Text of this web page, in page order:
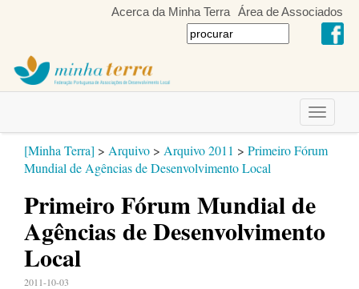
Acerca da Minha Terra Área de Associados
Toggle
[Minha Terra] > Arquivo > Arquivo 2011 > Primeiro Fórum
Mundial de Agências de Desenvolvimento Local
Primeiro Fórum Mundial de
Agências de Desenvolvimento
Local
2011-10-03